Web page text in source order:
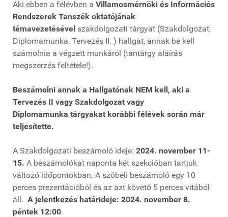
Aki ebben a félévben a Villamosmérnöki és Információs
Rendszerek Tanszék oktatójának
témavezetésével szakdolgozati tárgyat (Szakdolgozat,
Diplomamunka, Tervezés II. ) hallgat, annak be kell
számolnia a végzett munkáról (tantárgy aláírás
megszerzés feltétele!).
Beszámolni annak a Hallgatónak NEM kell, aki a
Tervezés II vagy Szakdolgozat vagy
Diplomamunka tárgyakat korábbi félévek során már
teljesítette.
A Szakdolgozati beszámoló ideje: 2024. november 11-
15. A beszámolókat naponta két szekcióban tartjuk
változó időpontokban. A szóbeli beszámoló egy 10
perces prezentációból és az azt követő 5 perces vitából
áll. A jelentkezés határideje: 2024. november 8.
péntek 12:00.